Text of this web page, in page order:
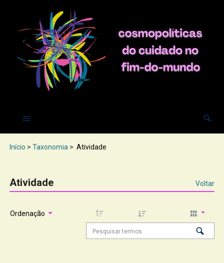
Início > Taxonomia > Atividade
Atividade Voltar
Ordenação